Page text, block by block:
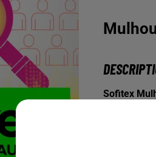
Sofitex
Fort d'une